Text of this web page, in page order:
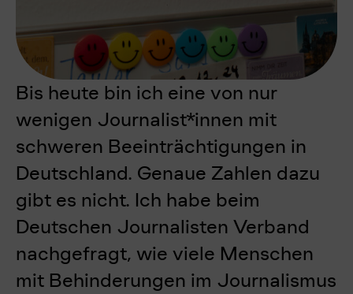
Bis heute bin ich eine von nur
wenigen Journalist*innen mit
schweren Beeinträchtigungen in
Deutschland. Genaue Zahlen dazu
gibt es nicht. Ich habe beim
Deutschen Journalisten Verband
nachgefragt, wie viele Menschen
mit Behinderungen im Journalismus